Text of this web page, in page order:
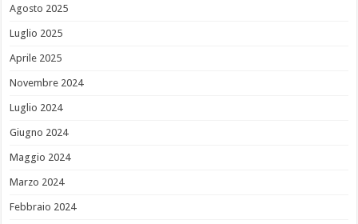
Agosto 2025
Luglio 2025
Aprile 2025
Novembre 2024
Luglio 2024
Giugno 2024
Maggio 2024
Marzo 2024
Febbraio 2024